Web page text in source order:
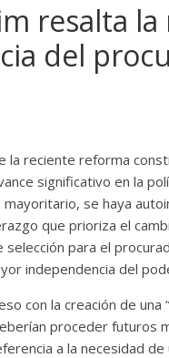
resalta
del
la reciente reforma
significativo en la
se haya
que prioriza el
para el
independencia del
con la creación de una
proceder futuros
a la necesidad